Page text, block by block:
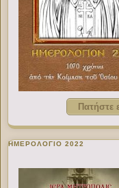
Πατήστε
ΗΜΕΡΟΛΟΓΙΟ 2022